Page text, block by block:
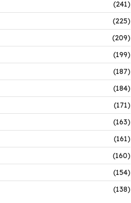
(241)
(225)
(209)
(199)
(187)
(184)
(171)
(163)
(161)
(160)
(154)
(138)